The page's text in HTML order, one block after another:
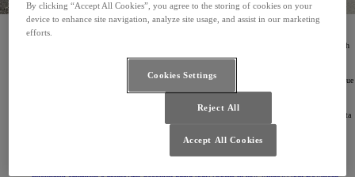
Vážení zákazníci,
v souvislosti s přijetím nařízení Evropského parlamentu a Rady (EU) 2016/679 o ochraně fyzických
směrnice 95/46/ES (obecné nařízení o ochraně osobních údajů), které nabylo účinnosti dne 25.
5. 2018, si Vás dovolujeme informovat o zpracování Vašich osobních údajů společností Toyota
Central Europe sp. z o.o., Konstruktorska 5, 02-673 Varšava a Toyota Motor Europe NV/SA, Avenue
Pokud máte zájem od nás nadále dostávat informace o aktuálních akcích a nabídkách ze světa Toyota
Souhlas se zpracováním osobních údajů a se zasíláním obchodních
By clicking “Accept All Cookies”, you agree to the storing of cookies on your
device to enhance site navigation, analyze site usage, and assist in our marketing
efforts.
Cookies Settings
Reject All
Accept All Cookies